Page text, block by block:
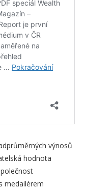
výnosů
hodnota
medailérem